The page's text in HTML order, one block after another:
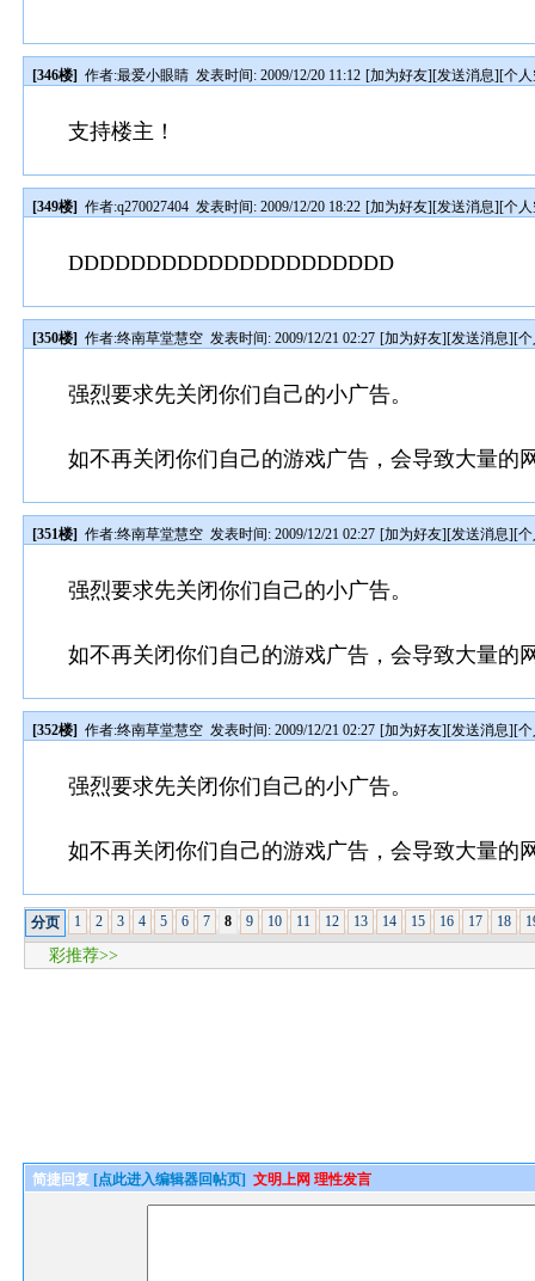
[346楼] 作者:最爱小眼睛 发表时间: 2009/12/20 11:12 [加为好友][发送消息][个
支持楼主！
[349楼] 作者:q270027404 发表时间: 2009/12/20 18:22 [加为好友][发送消息][个
DDDDDDDDDDDDDDDDDDDDD
[350楼] 作者:终南草堂慧空 发表时间: 2009/12/21 02:27 [加为好友][发送消息][
强烈要求先关闭你们自己的小广告。
如不再关闭你们自己的游戏广告，会导致大量的
[351楼] 作者:终南草堂慧空 发表时间: 2009/12/21 02:27 [加为好友][发送消息][
强烈要求先关闭你们自己的小广告。
如不再关闭你们自己的游戏广告，会导致大量的
[352楼] 作者:终南草堂慧空 发表时间: 2009/12/21 02:27 [加为好友][发送消息][
强烈要求先关闭你们自己的小广告。
如不再关闭你们自己的游戏广告，会导致大量的
分页 1 2 3 4 5 6 7 8 9 10 11 12 13 14 15 16 17 18
彩推荐>>
简捷回复 [点此进入编辑器回帖页] 文明上网 理性发言